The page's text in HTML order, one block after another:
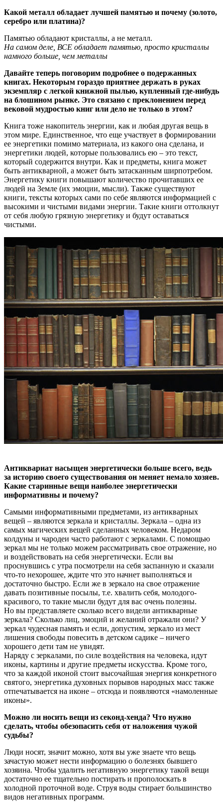
Какой металл обладает лучшей памятью и почему (золото,
серебро или платина)?
Памятью обладают кристаллы, а не металл.
На самом деле, ВСЕ обладает памятью, просто кристаллы
намного больше, чем металлы
Давайте теперь поговорим подробнее о подержанных
книгах. Некоторым гораздо приятнее держать в руках
экземпляр с легкой книжной пылью, купленный где-нибудь
на блошином рынке. Это связано с преклонением перед
вековой мудростью книг или дело не только в этом?
Книга тоже накопитель энергии, как и любая другая вещь в
этом мире. Единственное, что еще участвует в формировании
ее энергетики помимо материала, из какого она сделана, и
энергетики людей, которые пользовались ею – это текст,
который содержится внутри. Как и предметы, книга может
быть антикварной, а может быть затасканным ширпотребом.
Энергетику книги повышают количество прочитавших ее
людей на Земле (их эмоции, мысли). Также существуют
книги, тексты которых сами по себе являются информацией с
высокими и чистыми видами энергии. Такие книги оттолкнут
от себя любую грязную энергетику и будут оставаться
чистыми.
Антиквариат насыщен энергетически больше всего, ведь
за историю своего существования он меняет немало хозяев.
Какие старинные вещи наиболее энергетически
информативны и почему?
Самыми информативными предметами, из антикварных
вещей – являются зеркала и кристаллы. Зеркала – одна из
самых магических вещей сделанных человеком. Недаром
колдуны и чародеи часто работают с зеркалами. С помощью
зеркал мы не только можем рассматривать свое отражение, но
и воздействовать на себя энергетически. Если вы
проснувшись с утра посмотрели на себя заспанную и сказали
что-то нехорошее, ждите что это начнет выполняться и
достаточно быстро. Если же в зеркало на свое отражение
давать позитивные посылы, т.е. хвалить себя, молодого-
красивого, то такие мысли будут для вас очень полезны.
Но вы представляете сколько всего видели антикварные
зеркала? Сколько лиц, эмоций и желаний отражали они? У
зеркал чудесная память и если, допустим, зеркало из мест
лишения свободы повесить в детском садике – ничего
хорошего дети там не увидят.
Наряду с зеркалами, по силе воздействия на человека, идут
иконы, картины и другие предметы искусства. Кроме того,
что за каждой иконой стоит высочайшая энергия конкретного
святого, энергетика духовных порывов народных масс также
отпечатывается на иконе – отсюда и появляются «намоленные
иконы».
Можно ли носить вещи из секонд-хенда? Что нужно
сделать, чтобы обезопасить себя от наложения чужой
судьбы?
Люди носят, значит можно, хотя вы уже знаете что вещь
зачастую может нести информацию о болезнях бывшего
хозяина. Чтобы удалить негативную энергетику такой вещи
достаточно ее тщательно постирать и прополоскать в
холодной проточной воде. Струя воды стирает большинство
видов негативных программ.